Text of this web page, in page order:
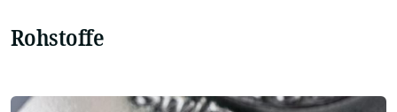
Rohstoffe